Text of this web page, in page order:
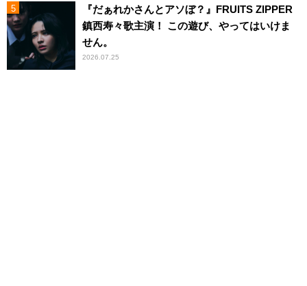
『だぁれかさんとアソぼ？』FRUITS ZIPPER
鎮西寿々歌主演！ この遊び、やってはいけま
せん。
2026.07.25